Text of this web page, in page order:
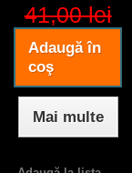
41,00 lei
Adaugă în
coş
Mai multe